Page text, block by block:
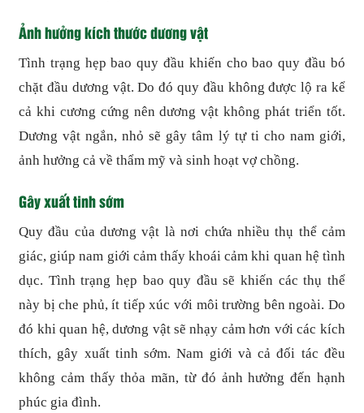
Ảnh hưởng kích thước dương vật
Tình trạng hẹp bao quy đầu khiến cho bao quy đầu bó
chặt đầu dương vật. Do đó quy đầu không được lộ ra kể
cả khi cương cứng nên dương vật không phát triển tốt.
Dương vật ngắn, nhỏ sẽ gây tâm lý tự ti cho nam giới,
ảnh hưởng cả về thẩm mỹ và sinh hoạt vợ chồng.
Gây xuất tinh sớm
Quy đầu của dương vật là nơi chứa nhiều thụ thể cảm
giác, giúp nam giới cảm thấy khoái cảm khi quan hệ tình
dục. Tình trạng hẹp bao quy đầu sẽ khiến các thụ thể
này bị che phủ, ít tiếp xúc với môi trường bên ngoài. Do
đó khi quan hệ, dương vật sẽ nhạy cảm hơn với các kích
thích, gây xuất tinh sớm. Nam giới và cả đối tác đều
không cảm thấy thỏa mãn, từ đó ảnh hưởng đến hạnh
phúc gia đình.